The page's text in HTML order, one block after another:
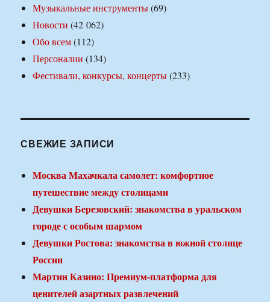
Музыкальные инструменты(69)
Новости (42 062)
Обо всем(112)
Персоналии (134)
Фестивали, конкурсы, концерты(233)
СВЕЖИЕ ЗАПИСИ
Москва Махачкала самолет: комфортное
путешествие между столицами
Девушки Березовский: знакомства в уральском
городе с особым шармом
Девушки Ростова: знакомства в южной столице
России
Мартин Казино: Премиум-платформа для
ценителей азартных развлечений